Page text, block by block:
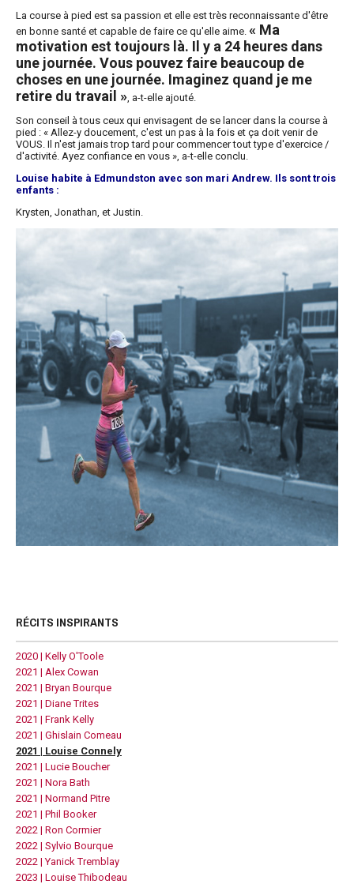
La course à pied est sa passion et elle est très reconnaissante d'être
en bonne santé et capable de faire ce qu'elle aime. « Ma
motivation est toujours là. Il y a 24 heures dans
une journée. Vous pouvez faire beaucoup de
choses en une journée. Imaginez quand je me
retire du travail », a-t-elle ajouté.
Son conseil à tous ceux qui envisagent de se lancer dans la course à
pied : « Allez-y doucement, c'est un pas à la fois et ça doit venir de
VOUS. Il n'est jamais trop tard pour commencer tout type d'exercice /
d'activité. Ayez confiance en vous », a-t-elle conclu.
Louise habite à Edmundston avec son mari Andrew. Ils sont trois
enfants :
Krysten, Jonathan, et Justin.
RÉCITS INSPIRANTS
2020 | Kelly O'Toole
2021 | Alex Cowan
2021 | Bryan Bourque
2021 | Diane Trites
2021 | Frank Kelly
2021 | Ghislain Comeau
2021 | Louise Connely
2021 | Lucie Boucher
2021 | Nora Bath
2021 | Normand Pitre
2021 | Phil Booker
2022 | Ron Cormier
2022 | Sylvio Bourque
2022 | Yanick Tremblay
2023 | Louise Thibodeau